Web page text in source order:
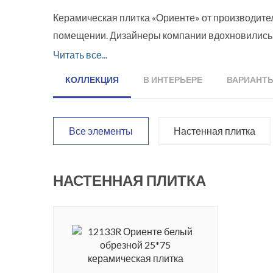
Керамическая плитка «Ориенте» от
помещении. Дизайнеры компании вдохновились
см. В коллекции представлены также декор и
имеет ректифицированные края.
Серия керамики получила свое название в
площадь больше напоминает парк с
Читать все...
КОЛЛЕКЦИЯ В ИНТЕРЬЕРЕ
Все элементы Настенная плитка
НАСТЕННАЯ ПЛИТКА